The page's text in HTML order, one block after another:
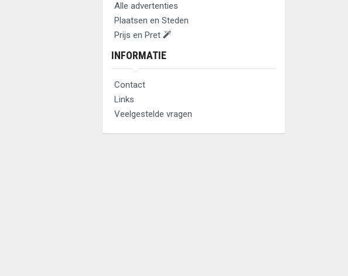
Alle advertenties
Plaatsen en Steden
Prijs en Pret
INFORMATIE
Contact
Links
Veelgestelde vragen